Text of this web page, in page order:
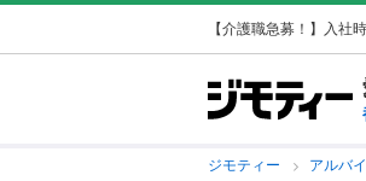
【介護職急募！】入社
ジモティー アルバ